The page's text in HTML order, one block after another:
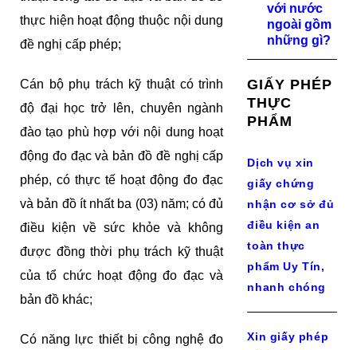
thực hiện hoạt động thuộc nội dung
đề nghị cấp phép;
Cán bộ phụ trách kỹ thuật có trình
độ đại học trở lên, chuyên ngành
đào tạo phù hợp với nội dung hoạt
động đo đạc và bản đồ đề nghị cấp
phép, có thực tế hoạt động đo đạc
và bản đồ ít nhất ba (03) năm; có đủ
điều kiện về sức khỏe và không
được đồng thời phụ trách kỹ thuật
của tổ chức hoạt động đo đạc và
bản đồ khác;
Có năng lực thiết bị công nghệ đo
với nước
ngoài gồm
những gì?
GIẤY PHÉP
THỰC
PHẨM
Dịch vụ xin
giấy chứng
nhận cơ sở đủ
điều kiện an
toàn thực
phẩm Uy Tín,
nhanh chóng
Xin giấy phép